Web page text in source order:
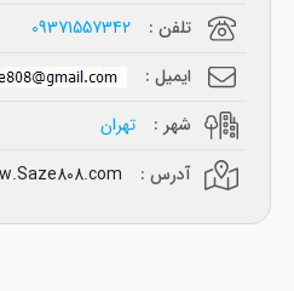
تلفن :
09371557342
ایمیل :
شهر :
تهران
آدرس :